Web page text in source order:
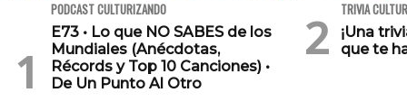
PODCAST CULTURIZANDO
E73 • Lo que NO SABES de los
Mundiales (Anécdotas,
Récords y Top 10 Canciones) •
De Un Punto Al Otro
TRIVIA
¡Una
que te